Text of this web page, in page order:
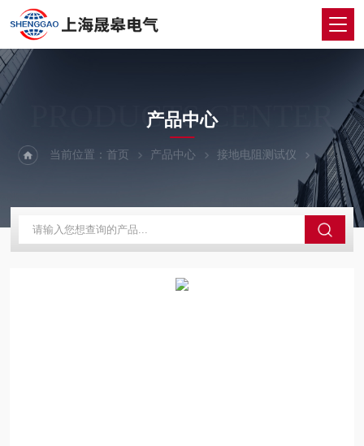
PRODUCTS CENTER
产品中心
当前位置：首页 产品中心 接地电阻测试仪 大地网